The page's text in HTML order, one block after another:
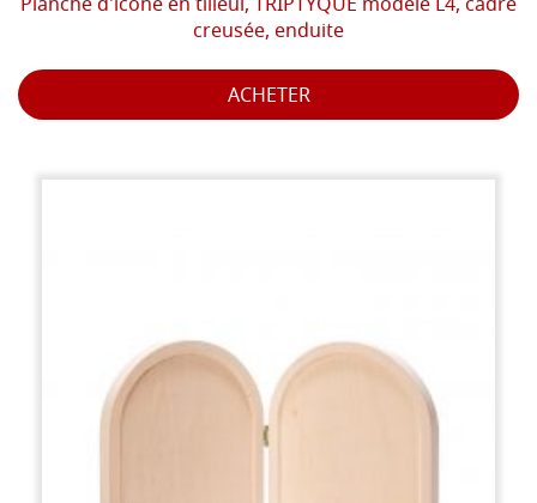
creusée, enduite
ACHETER